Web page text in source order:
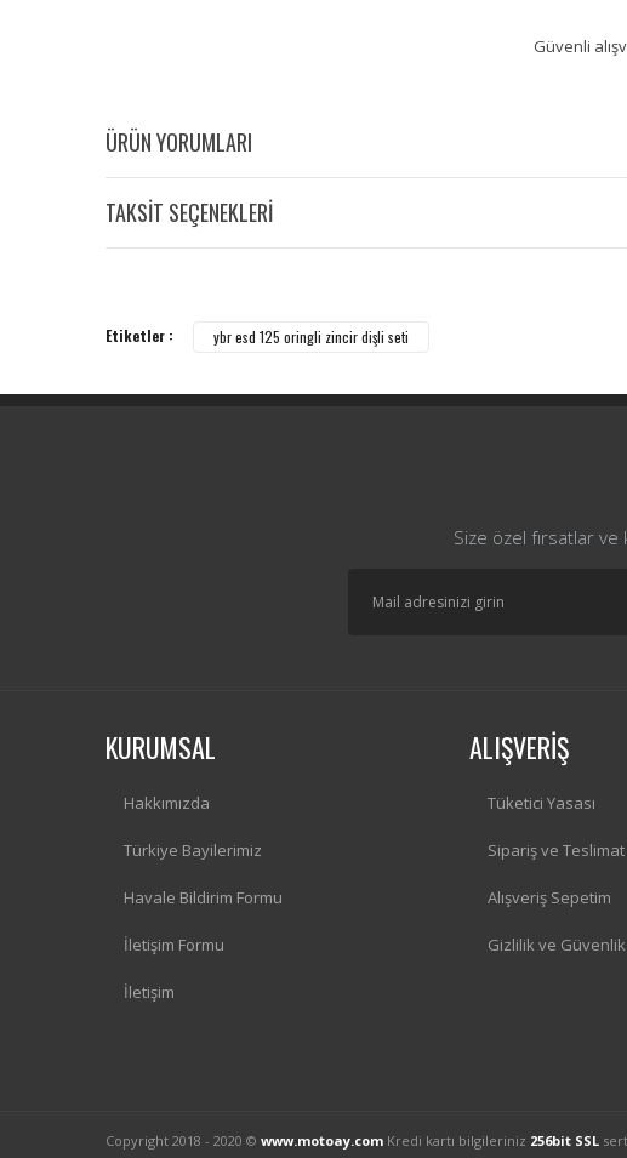
Güvenli
ÜRÜN YORUMLARI
TAKSİT SEÇENEKLERİ
Etiketler : ybr esd 125 oringli zincir dişli seti
Size özel fırsatlar
KURUMSAL
Hakkımızda
Türkiye Bayilerimiz
Havale Bildirim Formu
İletişim Formu
İletişim
ALIŞVERİŞ
Tüketici Yasası
Sipariş ve Teslimat
Alışveriş Sepetim
Gizlilik ve Güvenlik
Copyright 2018 - 2020 © www.motoay.com Kredi kartı bilgileriniz 256bit SSL